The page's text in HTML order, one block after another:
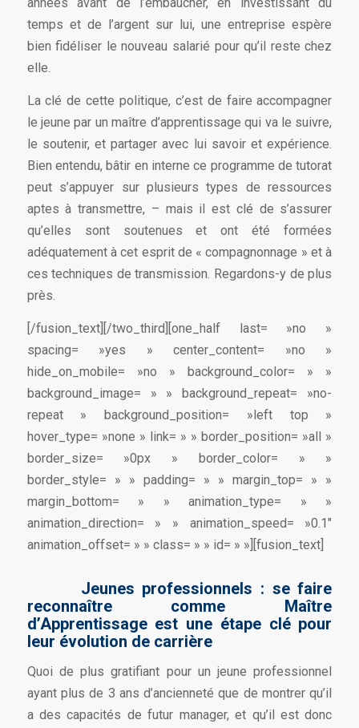
années avant de l’embaucher, en investissant du
temps et de l’argent sur lui, une entreprise espère
bien fidéliser le nouveau salarié pour qu’il reste chez
elle.
La clé de cette politique, c’est de faire accompagner
le jeune par un maître d’apprentissage qui va le suivre,
le soutenir, et partager avec lui savoir et expérience.
Bien entendu, bâtir en interne ce programme de tutorat
peut s’appuyer sur plusieurs types de ressources
aptes à transmettre, – mais il est clé de s’assurer
qu’elles sont soutenues et ont été formées
adéquatement à cet esprit de « compagnonnage » et à
ces techniques de transmission. Regardons-y de plus
près.
[/fusion_text][/two_third][one_half last= »no »
spacing= »yes » center_content= »no »
hide_on_mobile= »no » background_color= » »
background_image= » » background_repeat= »no-
repeat » background_position= »left top »
hover_type= »none » link= » » border_position= »all »
border_size= »0px » border_color= » »
border_style= » » padding= » » margin_top= » »
margin_bottom= » » animation_type= » »
animation_direction= » » animation_speed= »0.1″
animation_offset= » » class= » » id= » »][fusion_text]
Jeunes professionnels : se faire
reconnaître comme Maître
d’Apprentissage est une étape clé pour
leur évolution de carrière
Quoi de plus gratifiant pour un jeune professionnel
ayant plus de 3 ans d’ancienneté que de montrer qu’il
a des capacités de futur manager, et qu’il est donc